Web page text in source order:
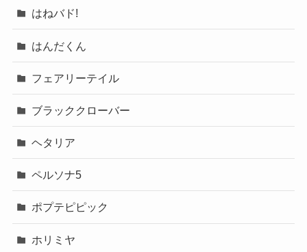
はねバド!
はんだくん
フェアリーテイル
ブラッククローバー
ヘタリア
ペルソナ5
ポプテピピック
ホリミヤ